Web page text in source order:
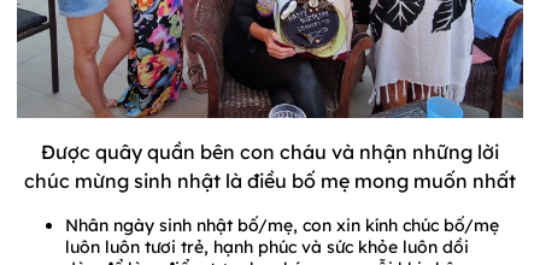
Được quây quần bên con cháu và nhận những lời
chúc mừng sinh nhật là điều bố mẹ mong muốn nhất
Nhân ngày sinh nhật bố/mẹ, con xin kính chúc bố/mẹ
luôn luôn tươi trẻ, hạnh phúc và sức khỏe luôn dồi